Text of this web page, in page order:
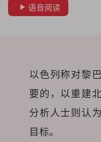
语音阅读
以色列称对黎
要的，以重建
分析人士则认
目标。